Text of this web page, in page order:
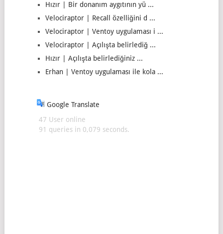
Hızır | Bir donanım aygıtının yü ...
Velociraptor | Recall özelliğini d ...
Velociraptor | Ventoy uygulaması i ...
Velociraptor | Açılışta belirlediğ ...
Hızır | Açılışta belirlediğiniz ...
Erhan | Ventoy uygulaması ile kola ...
Google Translate
47 User online
91 queries in 0,079 seconds.